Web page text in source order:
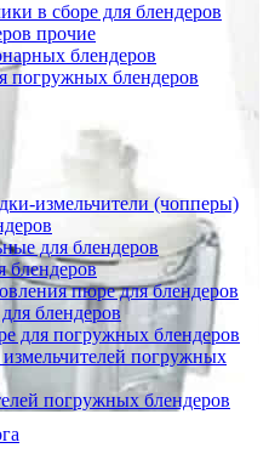
в сборе для блендеров
прочие
блендеров
погружных блендеров
измельчители (чопперы)
для блендеров
блендеров
пюре для блендеров
блендеров
для погружных блендеров
погружных
погружных блендеров